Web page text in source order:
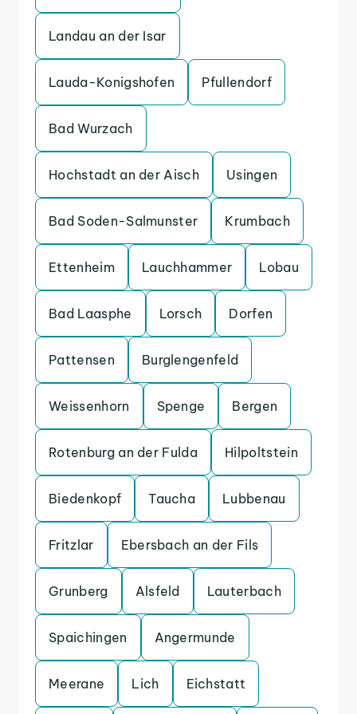
Landau an der Isar
Lauda-Konigshofen Pfullendorf
Bad Wurzach
Hochstadt an der Aisch Usingen
Bad Soden-Salmunster Krumbach
Ettenheim Lauchhammer Lobau
Bad Laasphe Lorsch Dorfen
Pattensen Burglengenfeld
Weissenhorn Spenge Bergen
Rotenburg an der Fulda Hilpoltstein
Biedenkopf Taucha Lubbenau
Fritzlar Ebersbach an der Fils
Grunberg Alsfeld Lauterbach
Spaichingen Angermunde
Meerane Lich Eichstatt